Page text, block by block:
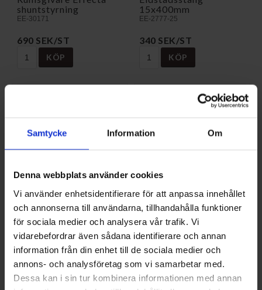
Samtycke Information Om
Denna webbplats använder cookies
Vi använder enhetsidentifierare för att anpassa innehållet
och annonserna till användarna, tillhandahålla funktioner
för sociala medier och analysera vår trafik. Vi
vidarebefordrar även sådana identifierare och annan
information från din enhet till de sociala medier och
annons- och analysföretag som vi samarbetar med.
Dessa kan i sin tur kombinera informationen med annan
shuntstyrning
EE-30171
690 SEK/ST
KÖP
15x400mm
EE-2777-25
340 SEK/ST
KÖP
EE-21142
1 306,25 SEK/ST
KÖP
Rökgasgivare Effecta
vedpanna
EE-301692
481 SEK/ST
KÖP